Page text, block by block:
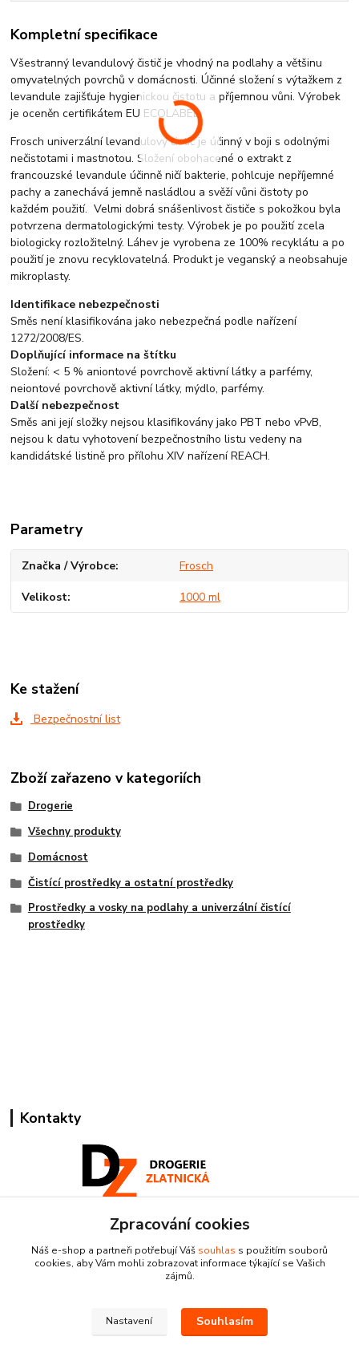
Kompletní specifikace
Všestranný levandulový čistič je vhodný na podlahy a většinu
omyvatelných povrchů v domácnosti. Účinné složení s výtažkem z
levandule zajišťuje hygienickou čistotu a příjemnou vůni. Výrobek
je oceněn certifikátem EU ECOLABEL.
Frosch univerzální levandulový čistič je účinný v boji s odolnými
nečistotami i mastnotou. Složení obohacené o extrakt z
francouzské levandule účinně ničí bakterie, pohlcuje nepříjemné
pachy a zanechává jemně nasládlou a svěží vůni čistoty po
každém použití. Velmi dobrá snášenlivost čističe s pokožkou byla
potvrzena dermatologickými testy. Výrobek je po použití zcela
biologicky rozložitelný. Láhev je vyrobena ze 100% recyklátu a po
použití je znovu recyklovatelná. Produkt je veganský a neobsahuje
mikroplasty.
Identifikace nebezpečnosti
Směs není klasifikována jako nebezpečná podle nařízení
1272/2008/ES.
Doplňující informace na štítku
Složení: < 5 % aniontové povrchově aktivní látky a parfémy,
neiontové povrchově aktivní látky, mýdlo, parfémy.
Další nebezpečnost
Směs ani její složky nejsou klasifikovány jako PBT nebo vPvB,
nejsou k datu vyhotovení bezpečnostního listu vedeny na
kandidátské listině pro přílohu XIV nařízení REACH.
Parametry
Značka / Výrobce Frosch
Velikost 1000 ml
Ke stažení
Bezpečnostní list
Zboží zařazeno v kategoriích
Drogerie
Všechny produkty
Domácnost
Čistící prostředky a ostatní prostředky
Prostředky a vosky na podlahy a univerzální čistící
prostředky
Kontakty
Pracovní doba:
+420 224 818 812
Po-Pá: 8:00-18:00 hod.
Zpracování cookies
Náš e-shop a partneři potřebují Váš souhlas s použitím souborů
cookies, aby Vám mohli zobrazovat informace týkající se Vašich
zájmů.
Nastavení Souhlasím